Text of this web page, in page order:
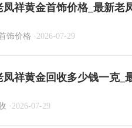
凤祥黄金首饰价格_最新
饰价格 · 2026-07-29
凤祥黄金回收多少钱一克
· 2026-07-29